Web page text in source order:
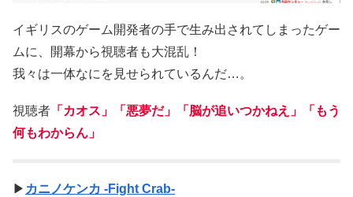
イギリスのゲーム開発者の手で生み出されてしまったゲー
ムに、開幕から視聴者も大混乱！
我々は一体なにを見せられているんだ…。
視聴者 「カオス」「悪夢だ」「脳が追いつかねえ」「もう
何もわからん」
▶ カニノケンカ -Fight Crab-